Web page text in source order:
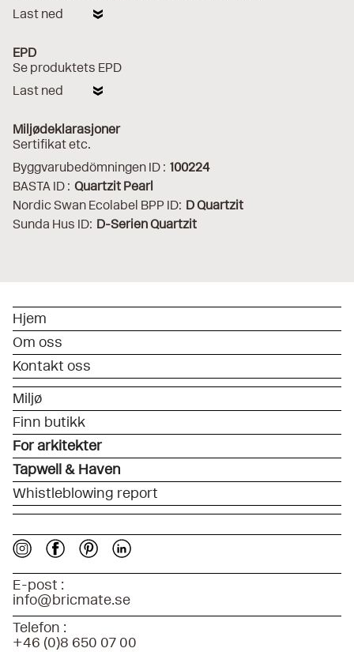
Last ned
EPD
Se produktets EPD
Last ned
Miljødeklarasjoner
Sertifikat etc.
Byggvarubedömningen ID : 100224
BASTA ID : Quartzit Pearl
Nordic Swan Ecolabel BPP ID: D Quartzit
Sunda Hus ID: D-Serien Quartzit
Hjem
Om oss
Kontakt oss
Miljø
Finn butikk
For arkitekter
Tapwell & Haven
Whistleblowing report
E-post :
info@bricmate.se
Telefon :
+46 (0)8 650 07 00